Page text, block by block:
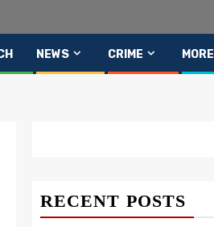
NEWS CRIME MORE
RECENT POSTS